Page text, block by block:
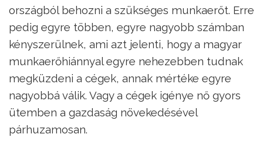
országból behozni a szükséges munkaerőt. Erre
pedig egyre többen, egyre nagyobb számban
kényszerülnek, ami azt jelenti, hogy a magyar
munkaerőhiánnyal egyre nehezebben tudnak
megküzdeni a cégek, annak mértéke egyre
nagyobbá válik. Vagy a cégek igénye nő gyors
ütemben a gazdaság növekedésével
párhuzamosan.